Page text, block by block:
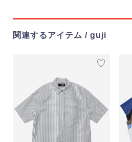
関連するアイテム / guji